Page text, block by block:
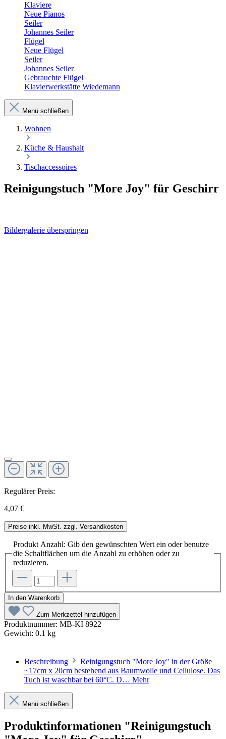
Klaviere
Neue Pianos
Seiler
Johannes Seiler
Flügel
Neue Flügel
Seiler
Johannes Seiler
Gebrauchte Flügel
Klavierwerkstätte Wiedemann
Menü schließen
Wohnen
Küche & Haushalt
Tischaccessoires
Reinigungstuch "More Joy" für Geschirr
Bildergalerie überspringen
Regulärer Preis:
4,07 €
Preise inkl. MwSt. zzgl. Versandkosten
Produkt Anzahl: Gib den gewünschten Wert ein oder benutze
die Schaltflächen um die Anzahl zu erhöhen oder zu
reduzieren.
In den Warenkorb
Zum Merkzettel hinzufügen
Produktnummer: MB-KI 8922
Gewicht: 0.1 kg
Beschreibung
Reinigungstuch "More Joy" in der Größe
~17cm x 20cm bestehend aus Baumwolle und Cellulose. Das
Tuch ist waschbar bei 60°C. D… Mehr
Menü schließen
Produktinformationen "Reinigungstuch